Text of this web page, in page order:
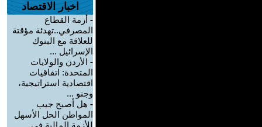
اخبار الاقتصاد
- أزمة القطاع
المصرفي..تهدئة مؤقتة
للعلاقة مع البنوك
الإسرائيل ...
- الأردن والولايات
المتحدة: اتفاقيات
اقتصادية استراتيجية،
وجنو ...
- هل أصبح جيب
المواطن الحل الأسهل
للأزمة المالية في